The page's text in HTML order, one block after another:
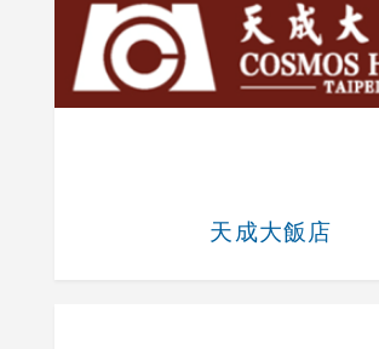
天成大飯店